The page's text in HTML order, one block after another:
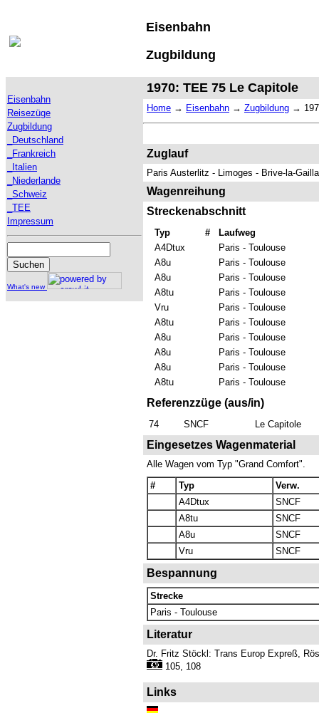
Eisenbahn
Zugbildung
Eisenbahn
Reisezüge
Zugbildung
_Deutschland
_Frankreich
_Italien
_Niederlande
_Schweiz
_TEE
Impressum
What's new
1970: TEE 75 Le Capitole
Home → Eisenbahn → Zugbildung →
Zuglauf
Paris Austerlitz - Limoges - Brive-la-
Wagenreihung
Streckenabschnitt
Typ #
Laufweg
A4Dtux
Paris - Toulouse
A8u
Paris - Toulouse
A8u
Paris - Toulouse
A8tu
Paris - Toulouse
Vru
Paris - Toulouse
A8tu
Paris - Toulouse
A8u
Paris - Toulouse
A8u
Paris - Toulouse
A8u
Paris - Toulouse
A8tu
Paris - Toulouse
Referenzzüge (aus/in)
74 SNCF Le Capitole
Eingesetzes Wagenmaterial
Alle Wagen vom Typ "Grand Comfort".
#
Typ
Verw.
A4Dtux
SNCF
A8tu
SNCF
A8u
SNCF
Vru
SNCF
Bespannung
Strecke
Paris - Toulouse
Literatur
Dr. Fritz Stöckl: Trans Europ Expreß,
105, 108
Links